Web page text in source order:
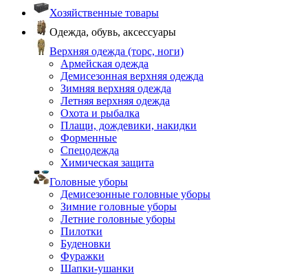
Хозяйственные товары
Одежда, обувь, аксессуары
Верхняя одежда (торс, ноги)
Армейская одежда
Демисезонная верхняя одежда
Зимняя верхняя одежда
Летняя верхняя одежда
Охота и рыбалка
Плащи, дождевики, накидки
Форменные
Спецодежда
Химическая защита
Головные уборы
Демисезонные головные уборы
Зимние головные уборы
Летние головные уборы
Пилотки
Буденовки
Фуражки
Шапки-ушанки